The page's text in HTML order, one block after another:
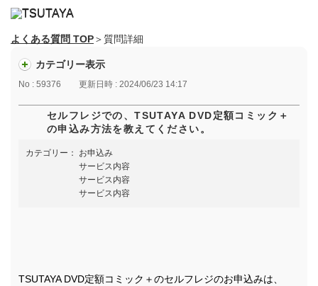
よくある質問 TOP＞質問詳細
カテゴリー表示
No : 59376 更新日時 : 2024/06/23 14:17
セルフレジでの、TSUTAYA DVD定額コミック＋
の申込み方法を教えてください。
カテゴリー：
お申込み
サービス内容
サービス内容
サービス内容
TSUTAYA DVD定額コミック＋のセルフレジのお申込みは、